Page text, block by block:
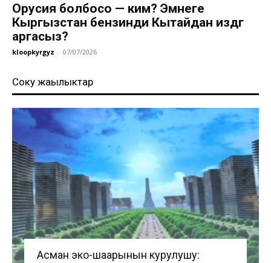
Орусия болбосо — ким? Эмнеге
Кыргызстан бензинди Кытайдан издөөгө
аргасыз?
kloopkyrgyz - 07/07/2026
Соңку жаңылыктар
Асман эко-шаарынын курулушу: